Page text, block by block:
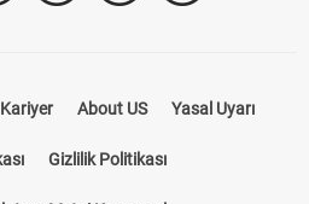
Kariyer About US Yasal Uyarı
Gizlilik Politikası